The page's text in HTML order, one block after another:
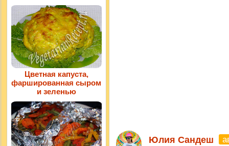
Юлия Сандеш
Цветная капуста,
фаршированная сыром
и зеленью